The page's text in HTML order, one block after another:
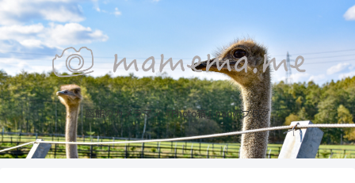
函館のカメラマン『Photo箱』naoのブログ